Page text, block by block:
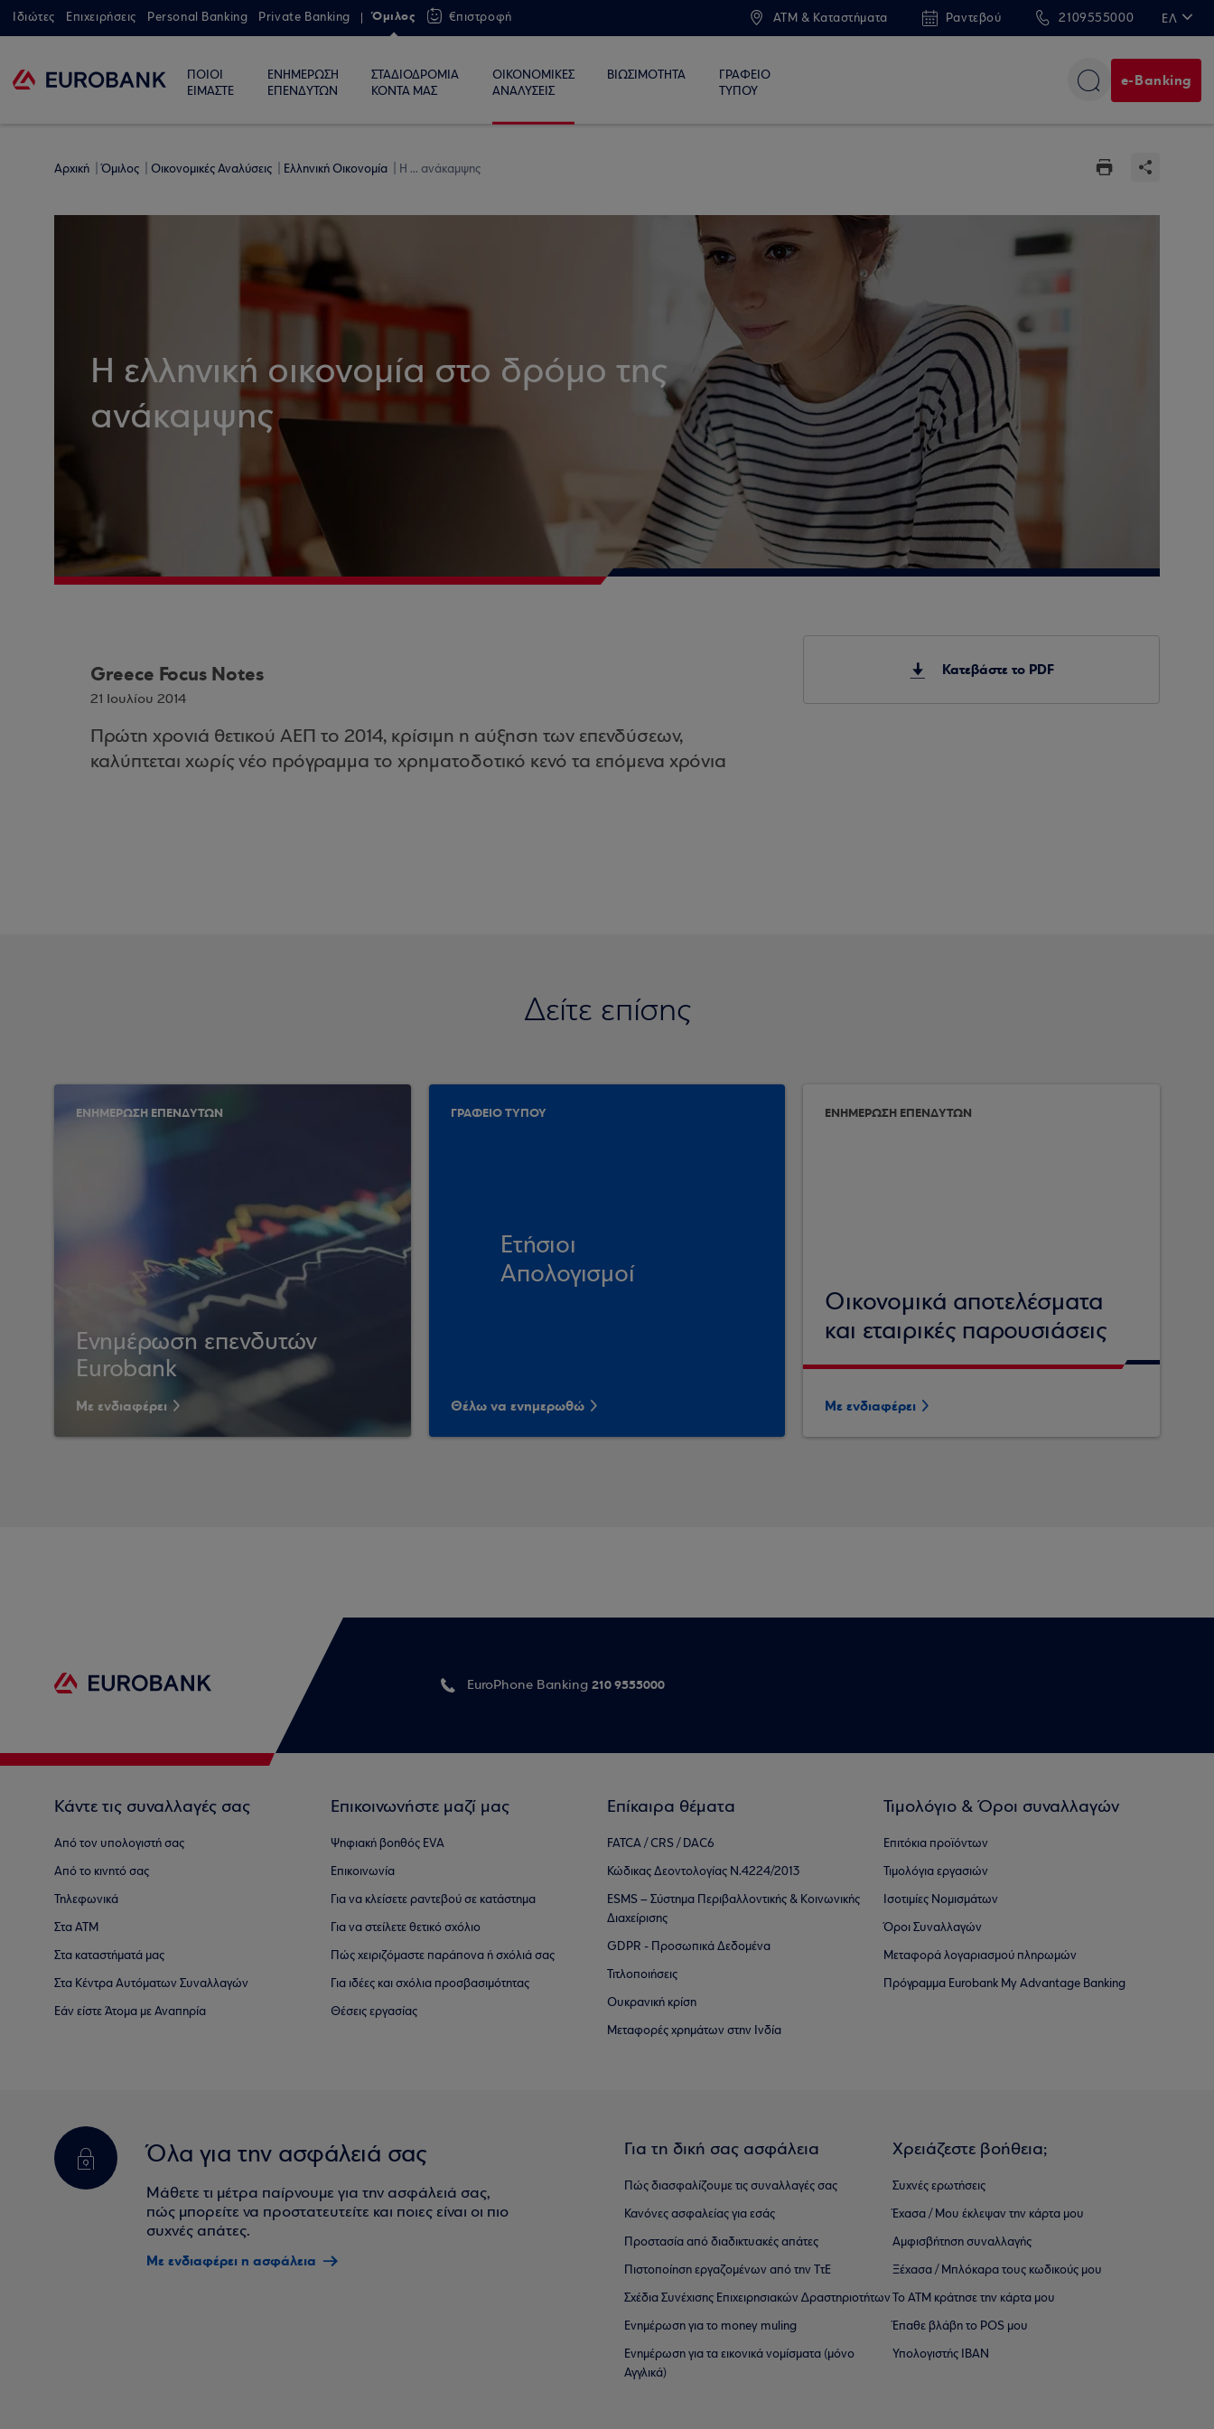
Ιδιώτες Επιχειρήσεις Personal Banking Private Banking Όμιλος €πιστροφή ATM & Καταστήματα Ραντεβού 2109555000 ΕΛ
ΠΟΙΟΙ
ΕΙΜΑΣΤΕ
ΕΝΗΜΕΡΩΣΗ
ΕΠΕΝΔΥΤΩΝ
ΣΤΑΔΙΟΔΡΟΜΙΑ
ΚΟΝΤΑ ΜΑΣ
ΟΙΚΟΝΟΜΙΚΕΣ
ΑΝΑΛΥΣΕΙΣ
ΒΙΩΣΙΜΟΤΗΤΑ
ΓΡΑΦΕΙΟ
ΤΥΠΟΥ
e-Banking
Αρχική Όμιλος Οικονομικές Αναλύσεις Ελληνική Οικονομία Η ... ανάκαμψης
Η ελληνική οικονομία στο δρόμο της
ανάκαμψης
Greece Focus Notes
21 Ιουλίου 2014
Πρώτη χρονιά θετικού ΑΕΠ το 2014, κρίσιμη η αύξηση των επενδύσεων,
καλύπτεται χωρίς νέο πρόγραμμα το χρηματοδοτικό κενό τα επόμενα χρόνια
Κατεβάστε το PDF
Δείτε επίσης
ΕΝΗΜΕΡΩΣΗ ΕΠΕΝΔΥΤΩΝ
Ενημέρωση επενδυτών
Eurobank
Με ενδιαφέρει
ΓΡΑΦΕΙΟ ΤΥΠΟΥ
Ετήσιοι
Απολογισμοί
Θέλω να ενημερωθώ
ΕΝΗΜΕΡΩΣΗ ΕΠΕΝΔΥΤΩΝ
Οικονομικά αποτελέσματα
και εταιρικές παρουσιάσεις
Με ενδιαφέρει
EuroPhone Banking 210 9555000
Κάντε τις συναλλαγές σας
Από τον υπολογιστή σας
Από το κινητό σας
Τηλεφωνικά
Στα ΑΤΜ
Στα καταστήματά μας
Στα Κέντρα Αυτόματων Συναλλαγών
Εάν είστε Άτομα με Αναπηρία
Επικοινωνήστε μαζί μας
Ψηφιακή βοηθός EVA
Επικοινωνία
Για να κλείσετε ραντεβού σε κατάστημα
Για να στείλετε θετικό σχόλιο
Πώς χειριζόμαστε παράπονα ή σχόλιά σας
Για ιδέες και σχόλια προσβασιμότητας
Θέσεις εργασίας
Επίκαιρα θέματα
FATCA / CRS / DAC6
Κώδικας Δεοντολογίας Ν.4224/2013
ESMS – Σύστημα Περιβαλλοντικής & Κοινωνικής
Διαχείρισης
GDPR - Προσωπικά Δεδομένα
Τιτλοποιήσεις
Ουκρανική κρίση
Μεταφορές χρημάτων στην Ινδία
Τιμολόγιο & Όροι συναλλαγών
Επιτόκια προϊόντων
Τιμολόγια εργασιών
Ισοτιμίες Νομισμάτων
Όροι Συναλλαγών
Μεταφορά λογαριασμού πληρωμών
Πρόγραμμα Eurobank My Advantage Banking
Όλα για την ασφάλειά σας
Μάθετε τι μέτρα παίρνουμε για την ασφάλειά σας,
πώς μπορείτε να προστατευτείτε και ποιες είναι οι πιο
συχνές απάτες.
Με ενδιαφέρει η ασφάλεια
Για τη δική σας ασφάλεια
Πώς διασφαλίζουμε τις συναλλαγές σας
Κανόνες ασφαλείας για εσάς
Προστασία από διαδικτυακές απάτες
Πιστοποίηση εργαζομένων από την ΤτΕ
Σχέδια Συνέχισης Επιχειρησιακών ∆ραστηριοτήτων
Ενημέρωση για το money muling
Ενημέρωση για τα εικονικά νομίσματα (μόνο
Αγγλικά)
Χρειάζεστε βοήθεια;
Συχνές ερωτήσεις
Έχασα / Μου έκλεψαν την κάρτα μου
Αμφισβήτηση συναλλαγής
Ξέχασα / Μπλόκαρα τους κωδικούς μου
Το ΑΤΜ κράτησε την κάρτα μου
Έπαθε βλάβη το POS μου
Υπολογιστής IBAN